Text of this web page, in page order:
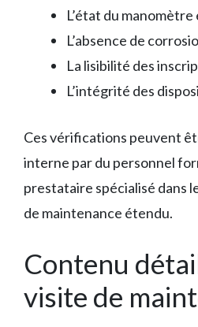
L’état du
L’absence de
La lisibilité des
L’intégrité des
Ces vérifications peuvent
interne par du personnel
prestataire spécialisé dans
de maintenance étendu.
Contenu
visite de